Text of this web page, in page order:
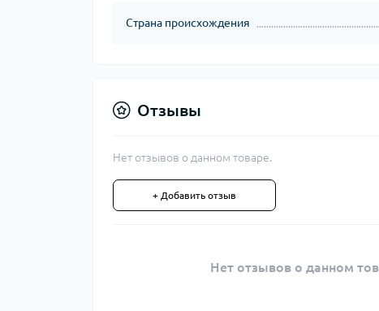
Страна происхождения
Отзывы
Нет отзывов о данном товаре.
+ Добавить отзыв
Нет отзывов о данном